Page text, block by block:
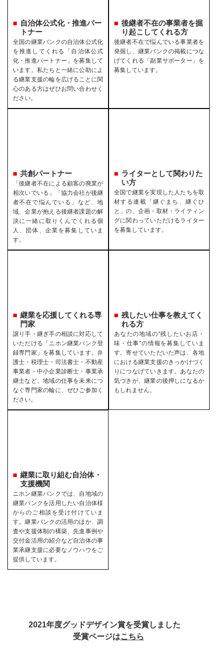
自治体公式化・推進パー
トナー
全国の継業バンクの自治体公式化
を推進してくれる「自治体公式
化・推進パートナー」を募集して
います。私たちと一緒に公助によ
る継業支援の輪を広げることに関
心のある方はぜひお問い合わせく
ださい。
後継者不在の事業者を掘
り起こしてくれる方
後継者不在で悩んでいる事業者を
発掘し、継業バンクの掲載につな
げてくれる「副業サポーター」を
募集しています。
共創パートナー
「後継者不在による顧客の廃業が
相次いでいる」「協力会社が後継
者不在で悩んでいる」など、地
域、企業が抱える後継者課題の解
決に一緒に取りくんでくれる個
人、団体、企業を募集していま
す。
ライターとして関わりた
い方
全国で継業を実現した人たちを取
材する連載「継ぐまち、継ぐひ
と」の、企画・取材・ライティン
グに関わっていただけるライター
を募集しています。
継業を応援してくれる専
門家
譲り手・継ぎ手の相談に対応して
いただける「ニホン継業バンク登
録専門家」を募集しています。弁
護士・税理士・司法書士・不動産
事業者・中小企業診断士・事業承
継士など、地域の仕事を未来につ
なぐ専門家の輪に、ぜひご参加く
ださい。
残したい仕事を教えてく
れる方
あなたの地域の“残したいお店・
味・仕事”の情報を募集していま
す。寄せていただいた声は、各地
における継業支援のきっかけづく
りにつなげていきます。あなたの
気づきが、継業の後押しになるか
もしれません。
継業に取り組む自治体・
支援機関
ニホン継業バンクでは、自地域の
継業バンクを活用したい自治体様
からのご相談を受け付けていま
す。継業バンクの活用のほか、調
査や支援体制の構築、先進事例や
交付金活用の紹介など自治体の事
業承継支援に必要なノウハウをご
提供しています。
2021年度グッドデザイン賞を受賞しました
受賞ページはこちら